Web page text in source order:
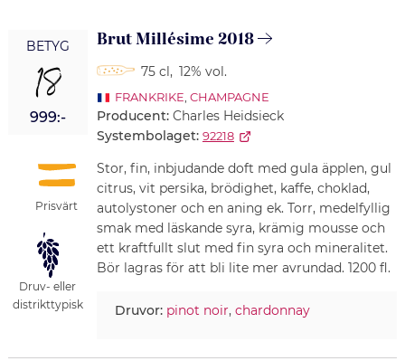
BETYG
18
999:-
Prisvärt
Druv- eller
distrikttypisk
Brut Millésime 2018
75 cl, 12% vol.
FRANKRIKE, CHAMPAGNE
Producent: Charles Heidsieck
Systembolaget: 92218
Stor, fin, inbjudande doft med gula äpplen, gul
citrus, vit persika, brödighet, kaffe, choklad,
autolystoner och en aning ek. Torr, medelfyllig
smak med läskande syra, krämig mousse och
ett kraftfullt slut med fin syra och mineralitet.
Bör lagras för att bli lite mer avrundad. 1200 fl.
Druvor: pinot noir, chardonnay